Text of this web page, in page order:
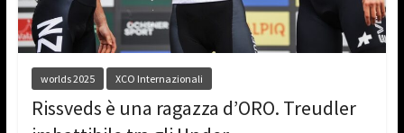
worlds 2025 XCO Internazionali
Rissveds è una ragazza d’ORO. Treudler